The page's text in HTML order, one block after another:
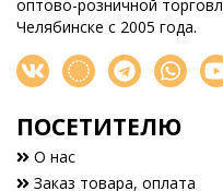
оптово-розничной
Челябинске с 2005 года.
ПОСЕТИТЕЛЮ
О нас
Заказ товара, оплата